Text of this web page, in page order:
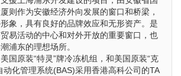
则作为安徽经济外向发展的窗口和桥梁，
象，具有良好的品牌效应和无形资产。是
易活动的中心和对外开放的重要窗口，也
浦东的理想场所。
国原装“特灵”牌冷冻机组，和美国原装“克
动化管理系统(BAS)采用香港高科公司的TA